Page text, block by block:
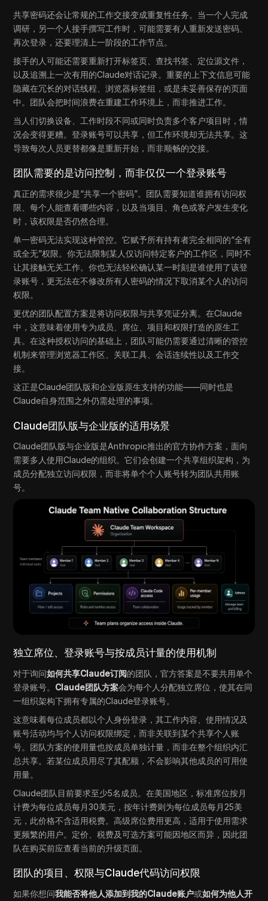
共享密码还会让常规的工作交接变成重复性任务。当一个人完成
调研，另一个人接手撰写工作时，可能需要有人重新发送密码、
再次登录，还要理清上一阶段的工作节点。
接手的人可能还需要重新打开标签页、查找书签、定位源文件，
以及追溯上一次有用的Claude对话记录。重要的上下文信息可能
隐藏在冗长的对话线程、浏览器标签组，或是未妥善保存的页面
中。团队会把时间浪费在重建工作环境上，而非推进工作。
当人们切换设备、工作时段不同或同时负责多个客户项目时，情
况会变得更糟。登录账号可以共享，但工作环境却无法共享。这
导致每次人员更替都像是重新开始，而非顺畅的交接。
团队需要的是访问控制，而非仅仅一个登录账号
真正的需求很少是“共享一个密码”。团队需要知道谁拥有访问权
限、每个人能查看哪些内容，以及当项目、角色或客户发生变化
时，该权限是否仍然合理。
单一密码无法实现这种管控。它赋予所有持有者完全相同的“全有
或全无”权限。你无法限制某人仅访问特定客户的工作区，同时不
让其接触无关工作。你也无法轻松确认某一时刻是谁使用了该登
录账号，更无法在不修改所有人密码的情况下取消某个人的访问
权限。
更优的团队配置方案是将访问权限与共享凭证分离。在Claude
中，这意味着使用专为成员、席位、项目和权限打造的原生工
具。在这种授权访问的基础上，团队可能仍需要通过清晰的管控
机制来管理浏览器工作区、关联工具、会话连续性以及工作交
接。
这正是Claude团队版和企业版原生支持的功能——同时也是
Claude自身范围之外仍需处理的事项。
Claude团队版与企业版的适用场景
Claude团队版与企业版是Anthropic推出的官方协作方案，面向
需要多人使用Claude的组织。它们会创建一个共享组织架构，为
成员分配独立访问权限，而非将单个个人账号转为团队共用账
号。
独立席位、登录账号与按成员计量的使用机制
对于询问如何共享Claude订阅的团队，官方答案是不要共用单个
登录账号。 Claude团队方案会为每个人分配独立席位，使其在同
一组织架构下拥有专属的Claude登录账号。
这意味着每位成员都以个人身份登录，其工作内容、使用情况及
账号活动均与个人访问权限绑定，而非关联到某个共享个人账
号。团队方案的使用量也按成员单独计量，而非在整个组织内汇
总共享。若某位成员用尽了其配额，不会影响其他成员的可用使
用量。
Claude团队目前要求至少5名成员。在美国地区，标准席位按月
计费为每位成员每月30美元，按年计费则为每位成员每月25美
元，此价格不含适用税费。高级席位费用更高，适用于使用需求
更频繁的用户。定价、税费及可选方案可能因地区而异，因此团
队在购买前应查看当前的升级页面。
团队的项目、权限与Claude代码访问权限
如果你想问我能否将他人添加到我的Claude账户或如何为他人开